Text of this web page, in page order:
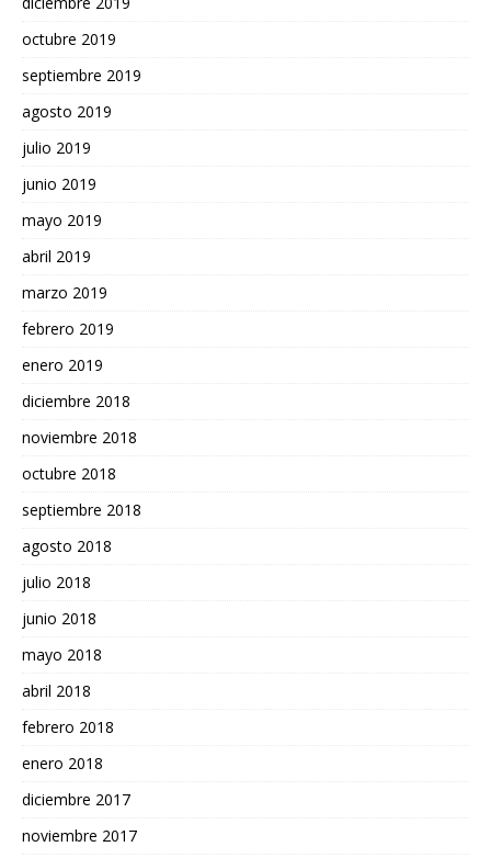
octubre 2019
septiembre 2019
agosto 2019
julio 2019
junio 2019
mayo 2019
abril 2019
marzo 2019
febrero 2019
enero 2019
diciembre 2018
noviembre 2018
octubre 2018
septiembre 2018
agosto 2018
julio 2018
junio 2018
mayo 2018
abril 2018
febrero 2018
enero 2018
diciembre 2017
noviembre 2017